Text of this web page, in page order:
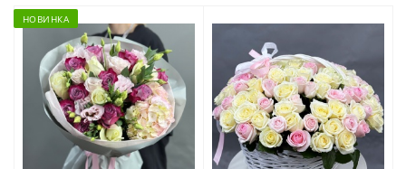
НОВИНКА